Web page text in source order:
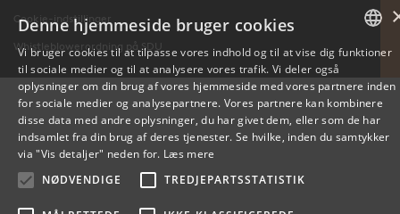
Cookie-indstillinger
Whistleblowerordning på SDU
ENGLISH
Denne hjemmeside bruger cookies
Vi bruger cookies til at tilpasse vores indhold og til at vise dig funktioner
til sociale medier og til at analysere vores trafik. Vi deler også
oplysninger om din brug af vores hjemmeside med vores partnere inden
for sociale medier og analysepartnere. Vores partnere kan kombinere
disse data med andre oplysninger, du har givet dem, eller som de har
indsamlet fra din brug af deres tjenester. Se hvilke, inden du samtykker
via "Vis detaljer" neden for. Læs mere
NØDVENDIGE
TREDJEPARTSSTATISTIK